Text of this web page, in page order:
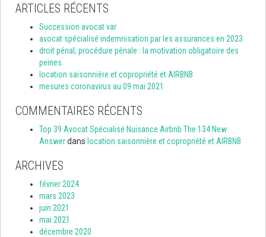
ARTICLES RÉCENTS
Succession avocat var
avocat spécialisé indemnisation par les assurances en 2023
droit pénal, procédure pénale : la motivation obligatoire des
peines.
location saisonnière et copropriété et AIRBNB
mesures coronavirus au 09 mai 2021
COMMENTAIRES RÉCENTS
Top 39 Avocat Spécialisé Nuisance Airbnb The 134 New
Answerdans location saisonnière et copropriété et AIRBNB
ARCHIVES
février 2024
mars 2023
juin 2021
mai 2021
décembre 2020